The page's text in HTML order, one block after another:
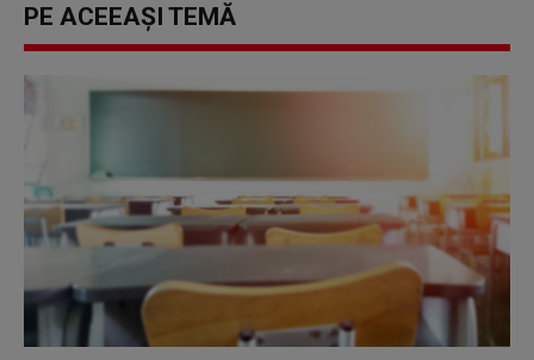
PE ACEEAȘI TEMĂ